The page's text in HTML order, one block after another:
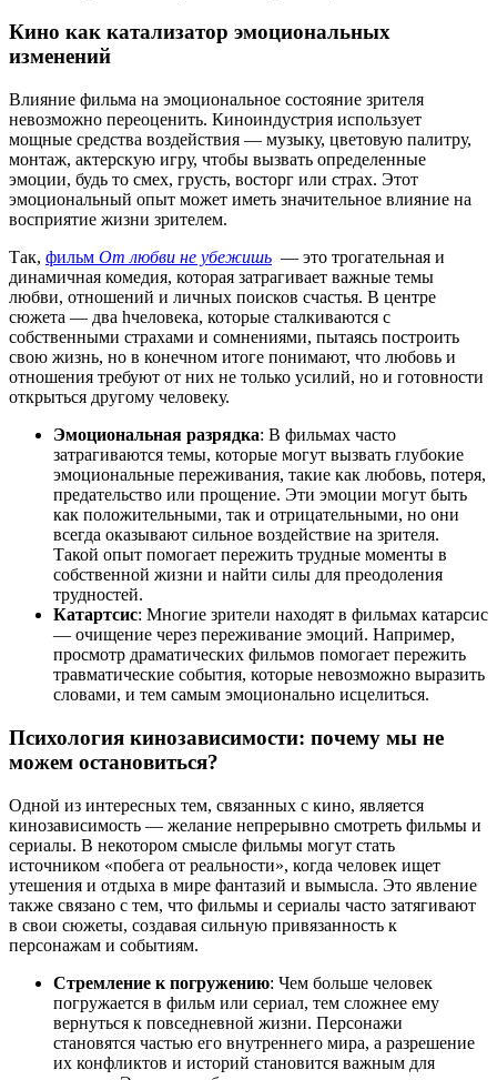
Кино как катализатор эмоциональных
изменений
Влияние фильма на эмоциональное состояние зрителя
невозможно переоценить. Киноиндустрия использует
мощные средства воздействия — музыку, цветовую палитру,
монтаж, актерскую игру, чтобы вызвать определенные
эмоции, будь то смех, грусть, восторг или страх. Этот
эмоциональный опыт может иметь значительное влияние на
восприятие жизни зрителем.
Так, фильм От любви не убежишь — это трогательная и
динамичная комедия, которая затрагивает важные темы
любви, отношений и личных поисков счастья. В центре
сюжета — два hчеловека, которые сталкиваются с
собственными страхами и сомнениями, пытаясь построить
свою жизнь, но в конечном итоге понимают, что любовь и
отношения требуют от них не только усилий, но и готовности
открыться другому человеку.
Эмоциональная разрядка: В фильмах часто
затрагиваются темы, которые могут вызвать глубокие
эмоциональные переживания, такие как любовь, потеря,
предательство или прощение. Эти эмоции могут быть
как положительными, так и отрицательными, но они
всегда оказывают сильное воздействие на зрителя.
Такой опыт помогает пережить трудные моменты в
собственной жизни и найти силы для преодоления
трудностей.
Катартсис: Многие зрители находят в фильмах катарсис
— очищение через переживание эмоций. Например,
просмотр драматических фильмов помогает пережить
травматические события, которые невозможно выразить
словами, и тем самым эмоционально исцелиться.
Психология кинозависимости: почему мы не
можем остановиться?
Одной из интересных тем, связанных с кино, является
кинозависимость — желание непрерывно смотреть фильмы и
сериалы. В некотором смысле фильмы могут стать
источником «побега от реальности», когда человек ищет
утешения и отдыха в мире фантазий и вымысла. Это явление
также связано с тем, что фильмы и сериалы часто затягивают
в свои сюжеты, создавая сильную привязанность к
персонажам и событиям.
Стремление к погружению: Чем больше человек
погружается в фильм или сериал, тем сложнее ему
вернуться к повседневной жизни. Персонажи
становятся частью его внутреннего мира, а разрешение
их конфликтов и историй становится важным для